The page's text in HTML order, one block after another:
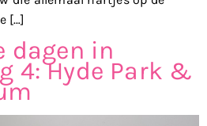
[…]
dagen in
4: Hyde Park &